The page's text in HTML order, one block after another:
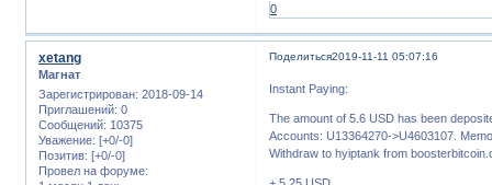
0
Поделиться2019-11-11 05:07:16
xetang
Магнат
Зарегистрирован: 2018-09-14
Приглашений: 0
Сообщений: 10375
Уважение: [+0/-0]
Позитив: [+0/-0]
Провел на форуме:
Instant Paying:
The amount of 5.6 USD has been
Accounts: U13364270->U4603107.
Withdraw to hyiptank from